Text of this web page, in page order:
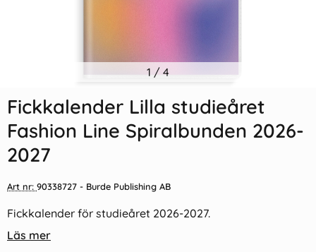
55 kr/st 139 kr/st
1 / 4
Fickkalender Lilla studieåret
Fashion Line Spiralbunden 2026-
2027
Art nr: 90338727 - Burde Publishing AB
Fickkalender för studieåret 2026-2027.
Läs mer